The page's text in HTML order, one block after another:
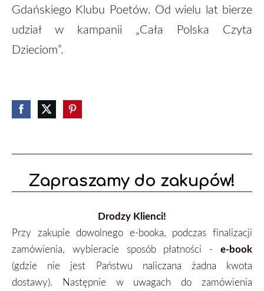
Zapraszamy do zakupów!
Drodzy Klienci!
Przy zakupie dowolnego e-booka, podczas finalizacji
zamówienia, wybieracie sposób płatności - e-book
(gdzie nie jest Państwu naliczana żadna kwota
dostawy). Następnie w uwagach do zamówienia
Gdańskiego Klubu Poetów. Od wielu lat bierze
udział w kampanii „Cała Polska Czyta
Dzieciom”.